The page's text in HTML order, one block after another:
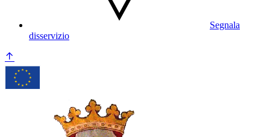
Segnala
disservizio